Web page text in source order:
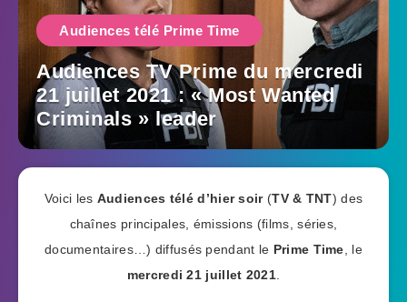
Audiences télé Prime Time
Audiences TV Prime du mercredi
21 juillet 2021 : « Most Wanted
Criminals » leader
Voici les Audiences télé d’hier soir (TV & TNT) des
chaînes principales, émissions (films, séries,
documentaires…) diffusés pendant le Prime Time , le
mercredi 21 juillet 2021.